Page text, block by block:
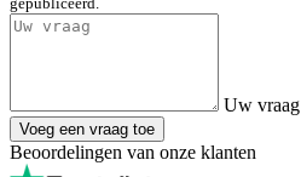
Uw vraag
Voeg een vraag toe
Beoordelingen van onze klanten